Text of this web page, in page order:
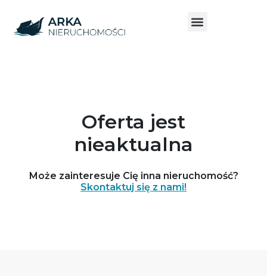
Oferta jest
nieaktualna
Może zainteresuje Cię inna nieruchomość?
Skontaktuj się z nami!